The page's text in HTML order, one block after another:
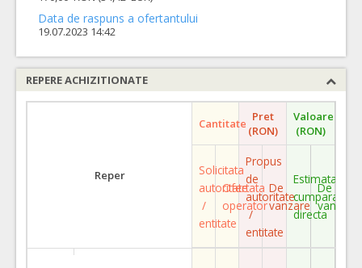
Data de raspuns a ofertantului
19.07.2023 14:42
REPERE ACHIZITIONATE
Reper
Cantitate Pret
(RON)
Valoare
(RON)
Solicitata
autoritate
/
entitate
Ofertata
operator
Propus
de
autoritate
/
entitate
De
vanzare
Estimata
cumparare
directa
De
vanzare